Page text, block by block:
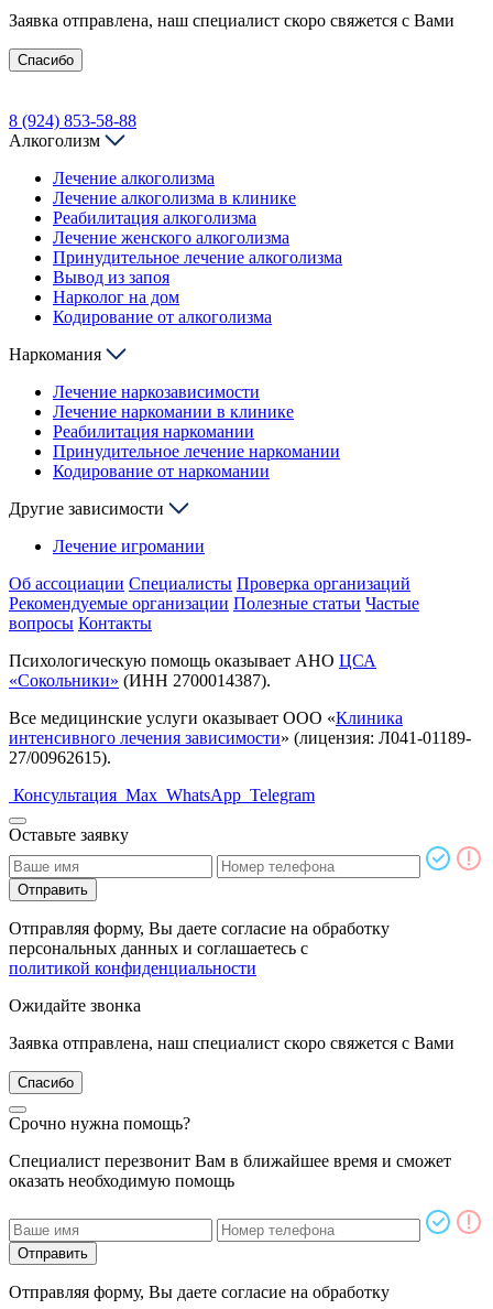
Заявка отправлена, наш специалист скоро свяжется с Вами
Спасибо
8 (924) 853-58-88
Алкоголизм
Лечение алкоголизма
Лечение алкоголизма в клинике
Реабилитация алкоголизма
Лечение женского алкоголизма
Принудительное лечение алкоголизма
Вывод из запоя
Нарколог на дом
Кодирование от алкоголизма
Наркомания
Лечение наркозависимости
Лечение наркомании в клинике
Реабилитация наркомании
Принудительное лечение наркомании
Кодирование от наркомании
Другие зависимости
Лечение игромании
Об ассоциации Специалисты Проверка организаций
Рекомендуемые организации Полезные статьи Частые
вопросы Контакты
Психологическую помощь оказывает АНО ЦСА
«Сокольники» (ИНН 2700014387).
Все медицинские услуги оказывает ООО «Клиника
интенсивного лечения зависимости» (лицензия: Л041-01189-
27/00962615).
Консультация Max WhatsApp Telegram
Оставьте заявку
Отправить
Отправляя форму, Вы даете согласие на обработку
персональных данных и соглашаетесь с
политикой конфиденциальности
Ожидайте звонка
Заявка отправлена, наш специалист скоро свяжется с Вами
Спасибо
Срочно нужна помощь?
Специалист перезвонит Вам в ближайшее время и сможет
оказать необходимую помощь
Отправить
Отправляя форму, Вы даете согласие на обработку